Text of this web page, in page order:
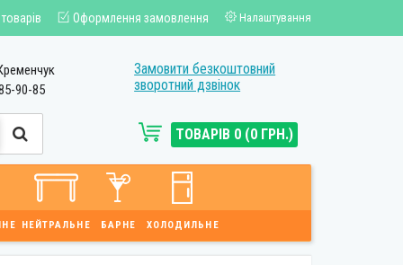
Оформлення замовлення Налаштування
90-85
Замовити безкоштовний
зворотний дзвінок
ТОВАРІВ 0 (0 ГРН.)
НЕЙТРАЛЬНЕ БАРНЕ ХОЛОДИЛЬНЕ